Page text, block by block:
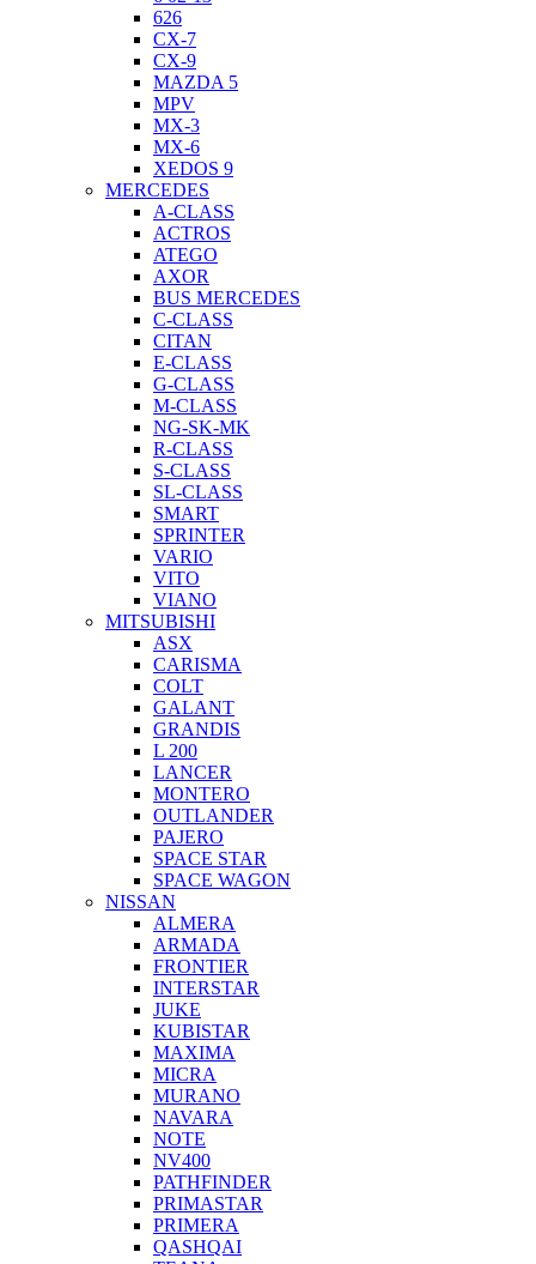
626
CX-7
CX-9
MAZDA 5
MPV
MX-3
MX-6
XEDOS 9
MERCEDES
A-CLASS
ACTROS
ATEGO
AXOR
BUS MERCEDES
C-CLASS
CITAN
E-CLASS
G-CLASS
M-CLASS
NG-SK-MK
R-CLASS
S-CLASS
SL-CLASS
SMART
SPRINTER
VARIO
VITO
VIANO
MITSUBISHI
ASX
CARISMA
COLT
GALANT
GRANDIS
L 200
LANCER
MONTERO
OUTLANDER
PAJERO
SPACE STAR
SPACE WAGON
NISSAN
ALMERA
ARMADA
FRONTIER
INTERSTAR
JUKE
KUBISTAR
MAXIMA
MICRA
MURANO
NAVARA
NOTE
NV400
PATHFINDER
PRIMASTAR
PRIMERA
QASHQAI